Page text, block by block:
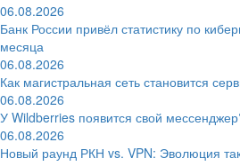
06.08.2026
Банк России привёл статистику по
месяца
06.08.2026
Как магистральная сеть становится
06.08.2026
У Wildberries появится свой
06.08.2026
Новый раунд РКН vs. VPN: Эволюция